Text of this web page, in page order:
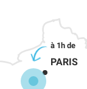
PARIS